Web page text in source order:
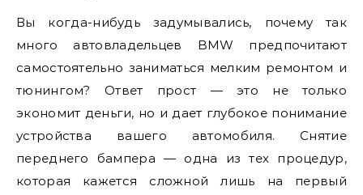
Вы когда-нибудь задумывались, почему так
много автовладельцев BMW предпочитают
самостоятельно заниматься мелким ремонтом и
тюнингом? Ответ прост — это не только
экономит деньги, но и дает глубокое понимание
устройства вашего автомобиля. Снятие
переднего бампера — одна из тех процедур,
которая кажется сложной лишь на первый